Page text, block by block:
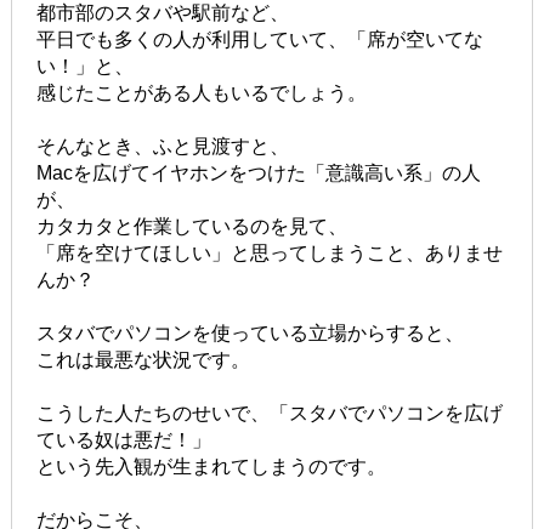
都市部のスタバや駅前など、
平日でも多くの人が利用していて、「席が空いてな
い！」と、
感じたことがある人もいるでしょう。
そんなとき、ふと見渡すと、
Macを広げてイヤホンをつけた「意識高い系」の人
が、
カタカタと作業しているのを見て、
「席を空けてほしい」と思ってしまうこと、ありませ
んか？
スタバでパソコンを使っている立場からすると、
これは最悪な状況です。
こうした人たちのせいで、「スタバでパソコンを広げ
ている奴は悪だ！」
という先入観が生まれてしまうのです。
だからこそ、